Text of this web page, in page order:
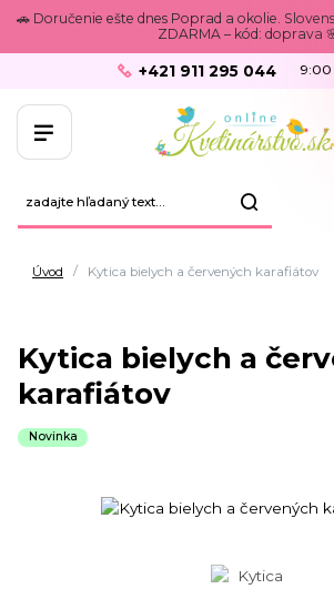
🚗 Doručenie ešte dnes Poprad a okolie.
ZDARMA – kód: doprava
+421 911 295 044 9:00
Úvod Kytica bielych a červených karafiátov
Kytica bielych a
karafiátov
Novinka